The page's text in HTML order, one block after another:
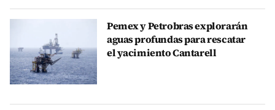
Pemex y Petrobras explorarán
aguas profundas para rescatar
el yacimiento Cantarell